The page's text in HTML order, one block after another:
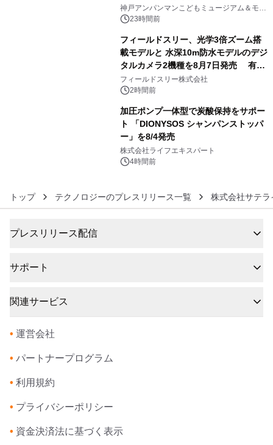
オープン
神戸アンパンマンこどもミュージアム＆モー
ル 23時間前
フィールドスリー、光学3倍ズーム搭
載モデルと 水深10m防水モデルのデジ
タルカメラ2機種を8月7日発売 有効
約1300万画素、用途別に選べるコンデ
ジ新登場
フィールドスリー株式会社
2時間前
加圧ポンプ一体型で炭酸保持をサポー
ト 「DIONYSOS シャンパンストッパ
ー」を8/4発売
株式会社ライフエキスパート
4時間前
トップ テクノロジーのプレスリリース一覧 株式会社サテ
プレスリリース配信
サポート
関連サービス
• 運営会社
• パートナープログラム
• 利用規約
• プライバシーポリシー
• 資金決済法に基づく表示